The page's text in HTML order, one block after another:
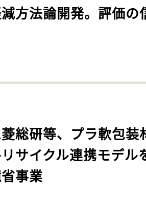
方法論開発。評価の
菱総研等、プラ軟包装
サイクル連携モデル
事業